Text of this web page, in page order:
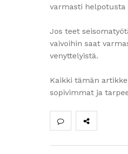
varmasti helpotusta
Jos teet
vaivoihin saat
venyttelyistä.
Kaikki tämän
sopivimmat ja